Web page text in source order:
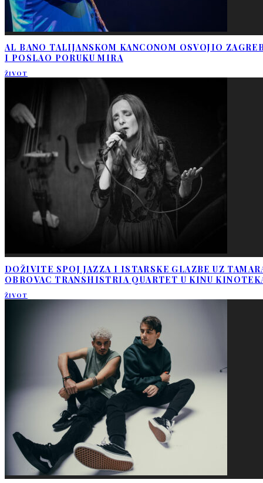
AL BANO TALIJANSKOM KANCONOM OSVOJIO
I POSLAO PORUKU MIRA
ŽIVOT
DOŽIVITE SPOJ JAZZA I ISTARSKE GLAZBE UZ
OBROVAC TRANSHISTRIA QUARTET U KINU
ŽIVOT